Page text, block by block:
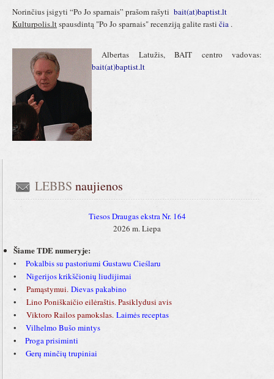
Norinčius įsigyti “Po Jo sparnais” prašom rašyti bait(at)baptist.lt
Kulturpolis.ltspausdintą "Po Jo sparnais" recenziją galite rasti čia .
Albertas Latužis, BAIT centro vadovas:
bait(at)baptist.lt
LEBBS naujienos
Tiesos Draugas ekstra Nr. 164
2026 m. Liepa
Šiame TDE numeryje:
• Pokalbis su pastoriumi Gustawu Cieślaru
• Nigerijos krikščionių liudijimai
• Pamąstymui. Dievas pakabino
• Lino Poniškaičio eilėraštis. Pasiklydusi avis
• Viktoro Railos pamokslas. Laimės receptas
• Vilhelmo Bušo mintys
• Proga prisiminti
• Gerų minčių trupiniai